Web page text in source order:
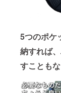
5つのポケ
納すれば
すこともな